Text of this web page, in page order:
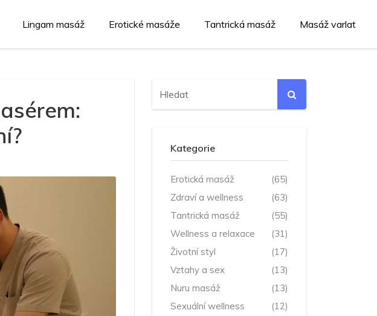
Lingam masáž Erotické masáže Tantrická masáž Masáž varlat
Kategorie
Erotická masáž
(65)
Zdraví a wellness
(63)
Tantrická masáž
(55)
Wellness a relaxace
(31)
Životní styl
(17)
Vztahy a sex
(13)
Nuru masáž
(13)
Sexuální wellness
(12)